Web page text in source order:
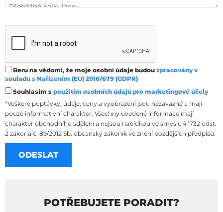
Beru na vědomí, že moje osobní údaje budou zpracovány v
souladu s Nařízením (EU) 2016/679 (GDPR)
Souhlasím s použitím osobních údajů pro marketingové účely
*Veškeré poptávky, údaje, ceny a vyobrazení jsou nezávazné a mají
pouze informativní charakter. Všechny uvedené informace mají
charakter obchodního sdělení a nejsou nabídkou ve smyslu § 1732 odst.
2 zákona č. 89/2012 Sb. občanský zákoník ve znění pozdějších předpisů.
POTŘEBUJETE PORADIT?